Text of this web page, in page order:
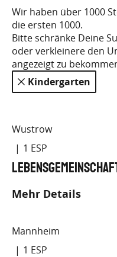
Wir haben über 1000
die ersten 1000.
Bitte schränke Deine
oder verkleinere den
angezeigt zu
- 8
Wustrow
1
Mehr Details
Mannheim
1